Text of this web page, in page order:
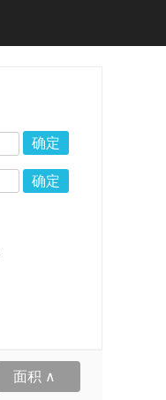
确定
确定
面积 ∧